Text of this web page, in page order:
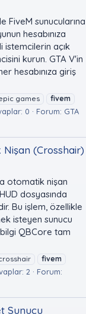
FiveM sunucularına
hesabınıza
istemcilerin açık
kurun. GTA V'in
hesabınıza giriş
games
fivem
0 Forum: GTA
(Crosshair)
otomatik nişan
dosyasında
Bu işlem, özellikle
isteyen sunucu
QBCore tam
fivem
2
Forum:
Sunucu